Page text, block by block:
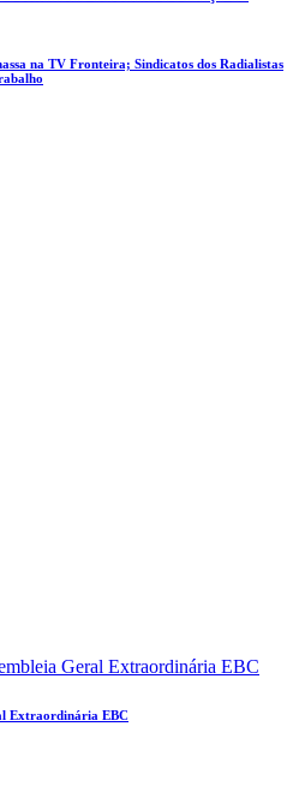
na TV Fronteira; Sindicatos dos Radialistas
Extraordinária EBC